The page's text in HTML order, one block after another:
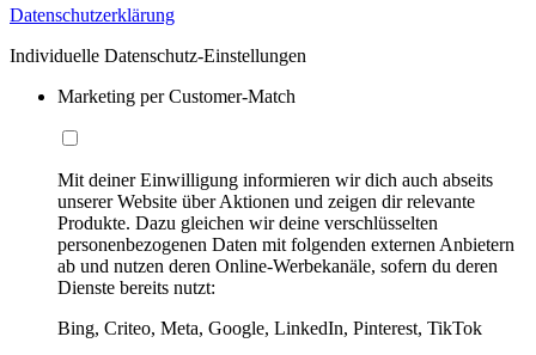
Datenschutzerklärung
Individuelle Datenschutz-Einstellungen
Marketing per Customer-Match
Mit deiner Einwilligung informieren wir dich auch abseits
unserer Website über Aktionen und zeigen dir relevante
Produkte. Dazu gleichen wir deine verschlüsselten
personenbezogenen Daten mit folgenden externen Anbietern
ab und nutzen deren Online-Werbekanäle, sofern du deren
Dienste bereits nutzt:
Bing, Criteo, Meta, Google, LinkedIn, Pinterest, TikTok